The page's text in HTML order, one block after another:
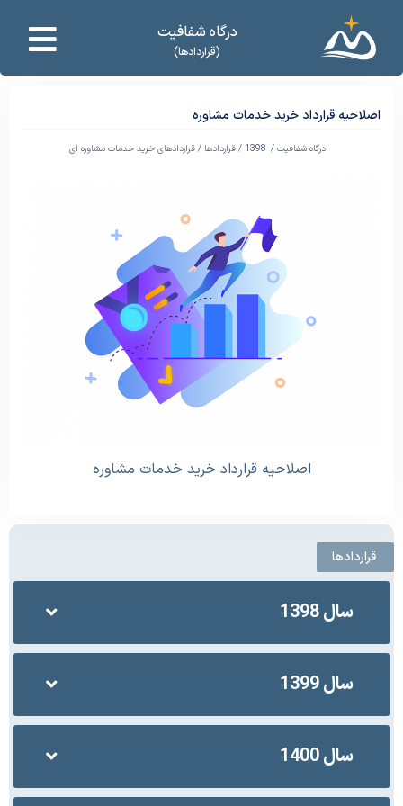
درگاه شفافیت
(قراردادها)
قراردادها
سال 1398
سال 1399
سال 1400
اصلاحیه قرارداد خرید خدمات مشاوره
درگاه شفافیت / 1398
/قراردادها /قراردادهای خرید خدمات مشاوره ای
اصلاحیه قرارداد خرید خدمات مشاوره